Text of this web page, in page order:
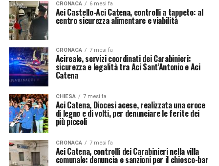
CRONACA 6 mesi fa
Aci Castello-Aci Catena, controlli a tappeto: al
centro sicurezza alimentare e viabilità
CRONACA 7 mesi fa
Acireale, servizi coordinati dei Carabinieri:
sicurezza e legalità tra Aci Sant’Antonio e Aci
Catena
CHIESA 7 mesi fa
Aci Catena, Diocesi acese, realizzata una croce
di legno e di volti, per denunciare le ferite dei
più piccoli
CRONACA 7 mesi fa
Aci Catena, controlli dei Carabinieri nella villa
comunale: denuncia e sanzioni per il chiosco-bar